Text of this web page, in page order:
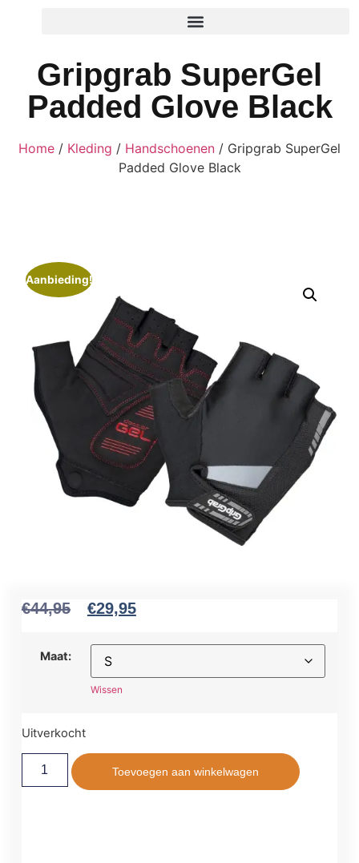
Gripgrab SuperGel
Padded Glove Black
Home / Kleding / Handschoenen / Gripgrab SuperGel
Padded Glove Black
Aanbieding!
€44,95 €29,95
Maat:
Wissen
Uitverkocht
Toevoegen aan winkelwagen